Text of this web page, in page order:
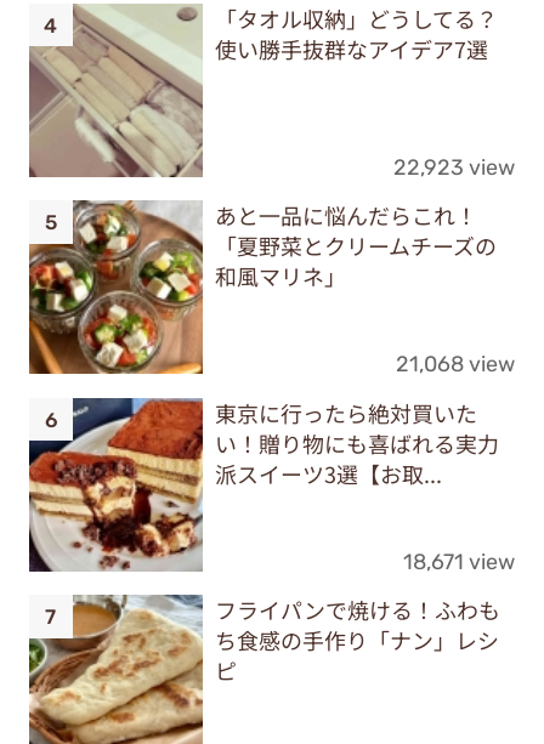
「タオル収納」どうしてる？
使い勝手抜群なアイデア7選
22,923 view
あと一品に悩んだらこれ！
「夏野菜とクリームチーズの
和風マリネ」
21,068 view
東京に行ったら絶対買いた
い！贈り物にも喜ばれる実力
派スイーツ3選【お取...
18,671 view
フライパンで焼ける！ふわも
ち食感の手作り「ナン」レシ
ピ